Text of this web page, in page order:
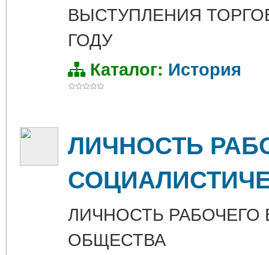
ВЫСТУПЛЕНИЯ
ГОДУ
Каталог: История
ЛИЧНОСТЬ
ЛИЧНОСТЬ
ОБЩЕСТВА